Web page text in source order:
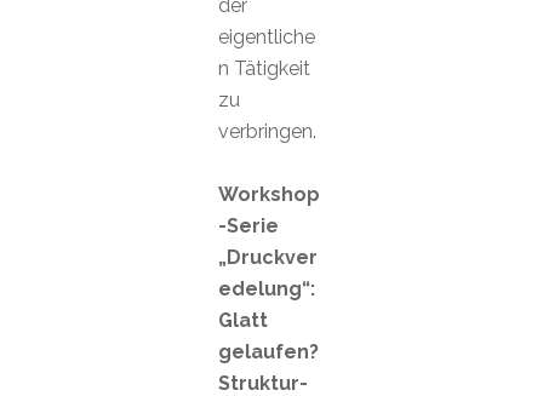
der
eigentliche
n Tätigkeit
zu
verbringen.
Workshop
-Serie
„Druckver
edelung“:
Glatt
gelaufen?
Struktur-